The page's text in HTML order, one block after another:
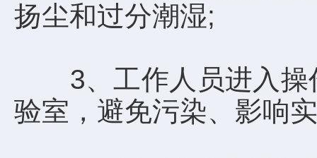
扬尘和过分潮湿;
3、工作人员进入操
验室，避免污染、影响